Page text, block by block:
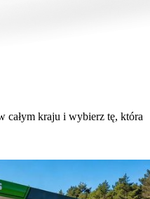
całym kraju i wybierz tę, która